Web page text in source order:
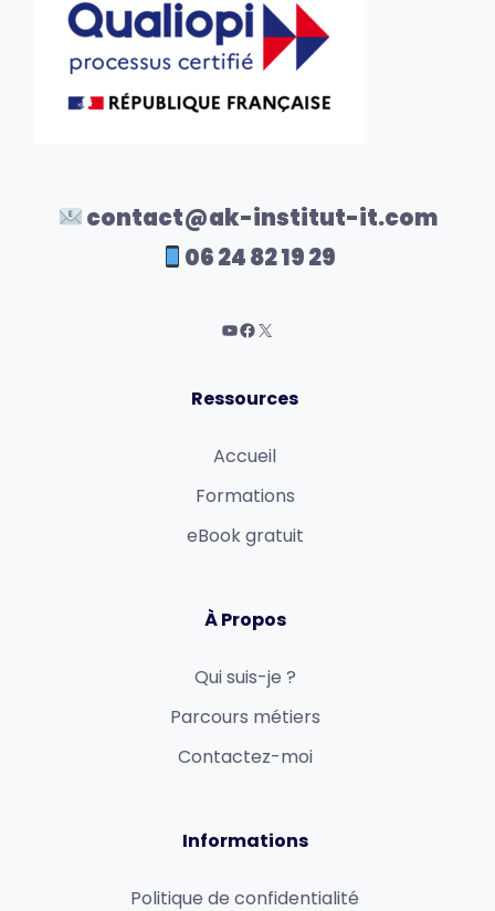
contact@ak-institut-it.com
06 24 82 19 29
Ressources
Accueil
Formations
eBook gratuit
À Propos
Qui suis-je ?
Parcours métiers
Contactez-moi
Informations
Politique de confidentialité